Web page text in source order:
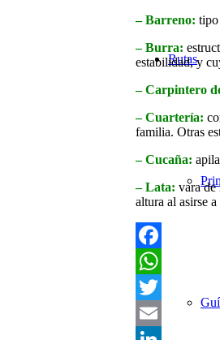
Rutas
– Barreno: tipo
– Burra:
estabilidad, y
– Carpintero
– Cuartería:
familia. Otras
– Cucaña:
– Lata: vara de
altura al asirse a
Facebook
WhatsApp
Twitter